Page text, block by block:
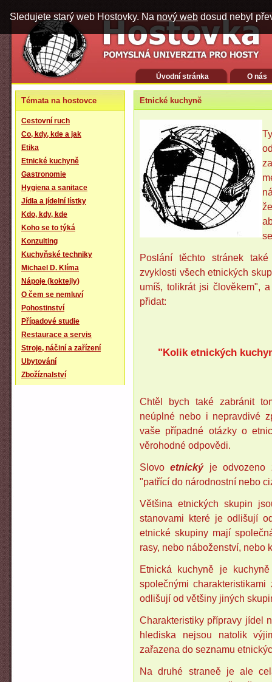
Sledujete starý web Hostovky. Na nový web dosud nebyl
Úvodní stránka O nás
Témata na hostovce
Cestovní ruch
Co, kdy, kde a jak
Etika
Etnické kuchyně
Gastronomie
Hygiena a sanitace
Jídla a jídelní lístky
Kdo, kdy, kde
Koho se to týká
Konzulting
Kuchyňské techniky
Michael D. Klíma
Nápoje (koktejly)
O čem se nemluví
Pohostinství
Případové studie
Restaurace a servis
Stroje, náčiní a zařízení
Ubytování
Zbožíznalství
Etnické kuchyně
Poslání těchto stránek
zvyklosti všech etnických
umíš, tolikrát jsi člověkem",
přidat:
"Kolik etnických
Chtěl bych také zabránit
neúplné nebo i nepravdivé
vaše případné otázky o
věrohodné odpovědi.
Slovoetnickýje odvozeno
"patřící do národnostní nebo
Většina etnických skupin
stanovami které je odlišují
etnické skupiny mají
rasy, nebo náboženství, nebo
Etnická kuchyně je
společnými
odlišují od většiny jiných
Charakteristiky přípravy jídel
hlediska nejsou natolik
zařazena do seznamu
Na druhé straneě je ale